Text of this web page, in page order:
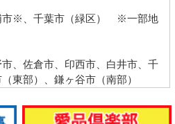
※、千葉市（緑区） ※一部地
、佐倉市、印西市、白井市、千
東部）、鎌ヶ谷市（南部）